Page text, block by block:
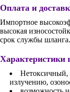
Оплата и
Импортное
высокая
срок службы шланга.
Характеристики
излучению,